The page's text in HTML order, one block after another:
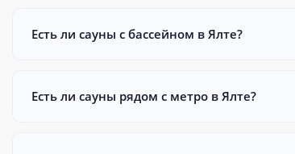
Есть ли сауны с бассейном в Ялте?
Есть ли сауны рядом с метро в Ялте?